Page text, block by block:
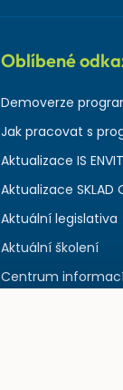
Oblíbené
Demoverze
Jak pracovat s
Aktualizace IS
Aktualizace SKLAD
Aktuální legislativa
Aktuální školení
Centrum